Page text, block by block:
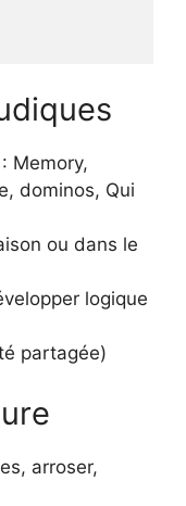
Memory,
dominos, Qui
ou dans le
logique
partagée)
arroser,